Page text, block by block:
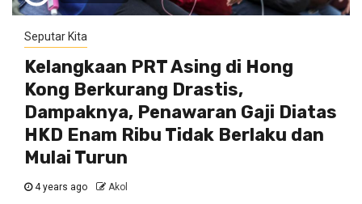
Seputar Kita
Kelangkaan PRT Asing di Hong
Kong Berkurang Drastis,
Dampaknya, Penawaran Gaji Diatas
HKD Enam Ribu Tidak Berlaku dan
Mulai Turun
4 years ago Akol